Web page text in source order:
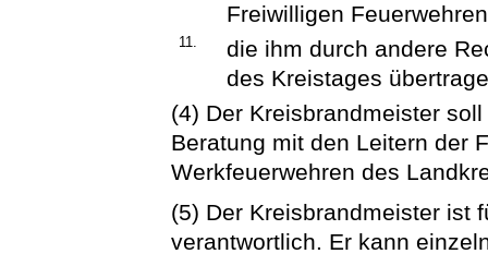
Freiwilligen
11.
die ihm durch andere
des Kreistages
(4) Der Kreisbrandmeister
Beratung mit den Leitern der
Werkfeuerwehren des
(5) Der Kreisbrandmeister ist
verantwortlich. Er kann